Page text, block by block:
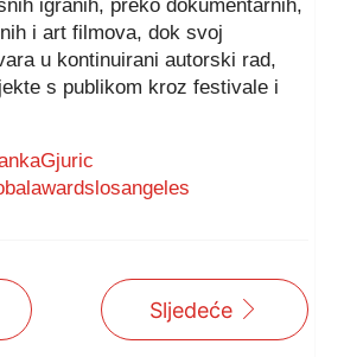
igranih, preko dokumentarnih,
i art filmova, dok svoj
u kontinuirani autorski rad,
s publikom kroz festivale i
Sljedeće